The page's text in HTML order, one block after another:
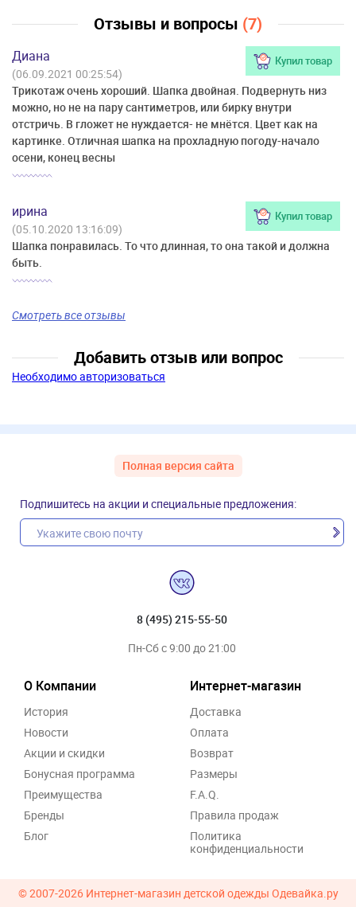
Отзывы и вопросы (7)
Диана Купил товар
(06.09.2021 00:25:54)
Трикотаж очень хороший. Шапка двойная. Подвернуть низ
можно, но не на пару сантиметров, или бирку внутри
отстричь. В гложет не нуждается- не мнётся. Цвет как на
картинке. Отличная шапка на прохладную погоду-начало
осени, конец весны
ирина Купил товар
(05.10.2020 13:16:09)
Шапка понравилась. То что длинная, то она такой и должна
быть.
Смотреть все отзывы
Добавить отзыв или вопрос
Необходимо авторизоваться
Полная версия сайта
Подпишитесь на акции и специальные предложения:
8 (495) 215-55-50
Пн-Сб с 9:00 до 21:00
О Компании
История
Новости
Акции и скидки
Бонусная программа
Преимущества
Бренды
Блог
Интернет-магазин
Доставка
Оплата
Возврат
Размеры
F.A.Q.
Правила продаж
Политика
конфиденциальности
© 2007-2026 Интернет-магазин детской одежды Одевайка.ру